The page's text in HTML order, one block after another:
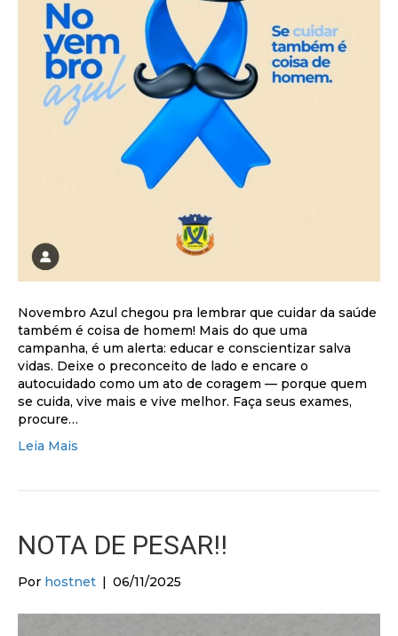
Novembro Azul chegou pra lembrar que cuidar da saúde
também é coisa de homem! Mais do que uma
campanha, é um alerta: educar e conscientizar salva
vidas. Deixe o preconceito de lado e encare o
autocuidado como um ato de coragem — porque quem
se cuida, vive mais e vive melhor. Faça seus exames,
procure…
Leia Mais
NOTA DE PESAR!!
Por hostnet 06/11/2025